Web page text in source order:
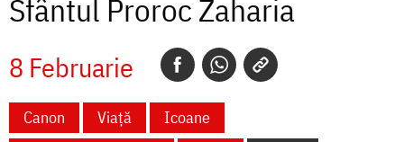
Sfântul Proroc Zaharia
8 Februarie
Canon Viață
Icoane